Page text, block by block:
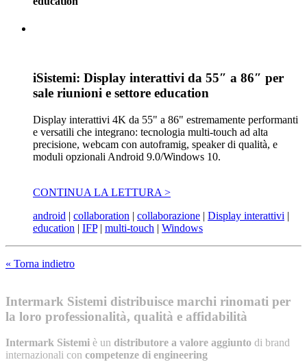
iSistemi: Display interattivi da 55″ a 86″ per
sale riunioni e settore education
Display interattivi 4K da 55" a 86" estremamente performanti
e versatili che integrano: tecnologia multi-touch ad alta
precisione, webcam con autoframig, speaker di qualità, e
moduli opzionali Android 9.0/Windows 10.
CONTINUA LA LETTURA >
android | collaboration | collaborazione | Display interattivi |
education | IFP| multi-touch | Windows
« Torna indietro
Intermark Sistemi distribuisce marchi rinomati per
la loro professionalità, qualità e affidabilità
Intermark Sistemi è un distributore a valore aggiunto di brand
internazionali con competenze di engineering